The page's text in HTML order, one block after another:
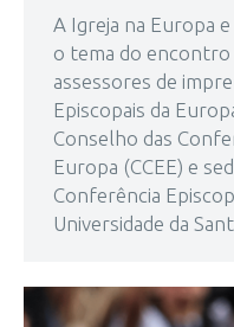
A Igreja na Europa
o tema do
assessores de
Episcopais da
Conselho das
Europa (CCEE) e
Conferência
Universidade da